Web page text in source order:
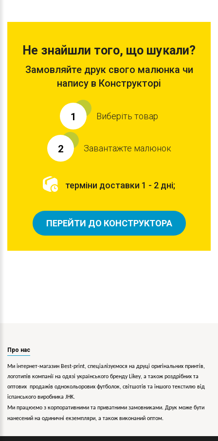
Не знайшли того, що шукали?
Замовляйте друк свого малюнка чи
напису в Конструкторі
1 Виберіть товар
2 Завантажте малюнок
терміни доставки 1 - 2 дні;
ПЕРЕЙТИ ДО КОНСТРУКТОРА
Про нас
Ми інтернет-магазин Best-print, спеціалізуємося на друці оригінальних принтів,
логотипів компанії на одязі українського бренду Likey, а також роздрібних та
оптових продажів однокольорових футболок, світшотів та іншого текстилю від
іспанського виробника JHK.
Ми працюємо з корпоративними та приватними замовниками. Друк може бути
нанесений на одиничні екземпляри, а також виконаний оптом.